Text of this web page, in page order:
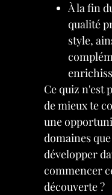
À la fin
qualité
style,
Ce quiz n'est
de mieux te
une
domaines
développer
commencer
découverte ?